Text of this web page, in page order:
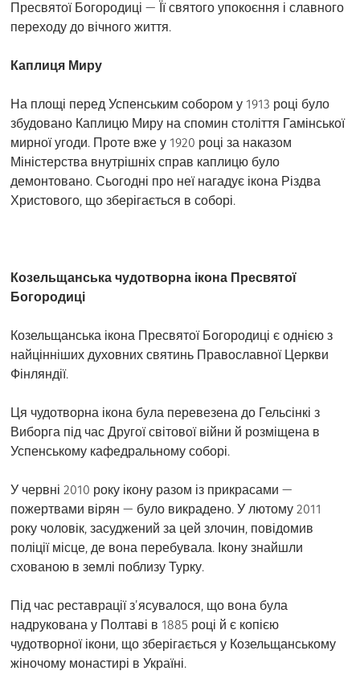
Пресвятої Богородиці — Її святого упокоєння і славного
переходу до вічного життя.
Каплиця Миру
На площі перед Успенським собором у 1913 році було
збудовано Каплицю Миру на спомин століття Гамінської
мирної угоди. Проте вже у 1920 році за наказом
Міністерства внутрішніх справ каплицю було
демонтовано. Сьогодні про неї нагадує ікона Різдва
Христового, що зберігається в соборі.
Козельщанська чудотворна ікона Пресвятої
Богородиці
Козельщанська ікона Пресвятої Богородиці є однією з
найцінніших духовних святинь Православної Церкви
Фінляндії.
Ця чудотворна ікона була перевезена до Гельсінкі з
Виборга під час Другої світової війни й розміщена в
Успенському кафедральному соборі.
У червні 2010 року ікону разом із прикрасами —
пожертвами вірян — було викрадено. У лютому 2011
року чоловік, засуджений за цей злочин, повідомив
поліції місце, де вона перебувала. Ікону знайшли
схованою в землі поблизу Турку.
Під час реставрації з’ясувалося, що вона була
надрукована у Полтаві в 1885 році й є копією
чудотворної ікони, що зберігається у Козельщанському
жіночому монастирі в Україні.